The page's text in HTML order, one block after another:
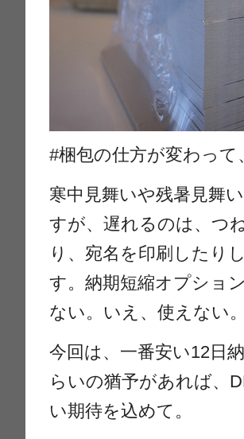
#梱包の仕方が変わっ
寒中見舞いや残暑見舞
すが、遅れるのは、つ
り、宛名を印刷したり
す。納期短縮オプショ
ない。いえ、使えない。
今回は、一番安い12日
らいの猶予があれば、
い期待を込めて。